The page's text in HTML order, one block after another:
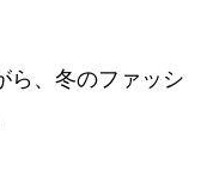
ら、冬のファッシ